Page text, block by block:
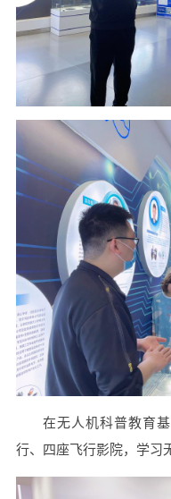
在无人机科普教育
行、四座飞行影院，学习